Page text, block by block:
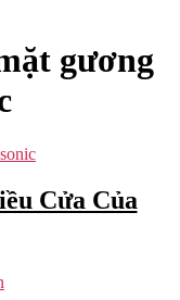
gương
Cửa Của